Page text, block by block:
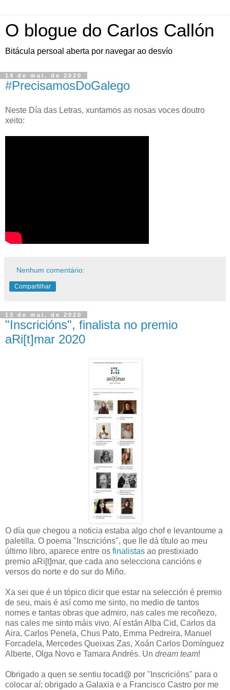
O blogue do Carlos Callón
Bitácula persoal aberta por navegar ao desvío
14 de mai. de 2020
#PrecisamosDoGalego
Neste Día das Letras, xuntamos as nosas voces doutro
xeito:
Nenhum comentário:
Compartilhar
13 de mai. de 2020
"Inscricións", finalista no premio
aRi[t]mar 2020
O día que chegou a noticia estaba algo chof e levantoume a
paletilla. O poema "Inscricións", que lle dá título ao meu
último libro, aparece entre os finalistas ao prestixiado
premio aRi[t]mar, que cada ano selecciona cancións e
versos do norte e do sur do Miño.
Xa sei que é un tópico dicir que estar na selección é premio
de seu, mais é así como me sinto, no medio de tantos
nomes e tantas obras que admiro, nas cales me recoñezo,
nas cales me sinto máis vivo. Aí están Alba Cid, Carlos da
Aira, Carlos Penela, Chus Pato, Emma Pedreira, Manuel
Forcadela, Mercedes Queixas Zas, Xoán Carlos Domínguez
Alberte, Olga Novo e Tamara Andrés. Un dream team!
Obrigado a quen se sentiu tocad@ por "Inscricións" para o
colocar aí; obrigado a Galaxia e a Francisco Castro por me